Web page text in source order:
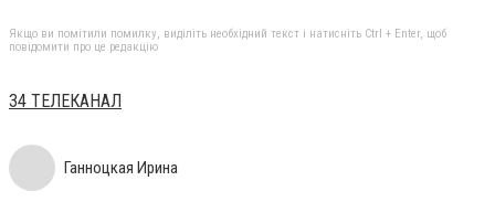
Якщо ви помітили помилку, виділіть необхідний текст і натисніть Ctrl + Enter, щоб
повідомити про це редакцію
34 ТЕЛЕКАНАЛ
Ганноцкая Ирина